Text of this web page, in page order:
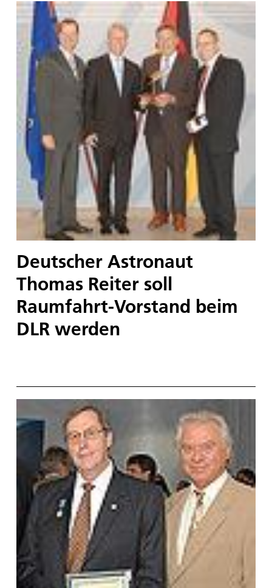
Deutscher Astronaut
Thomas Reiter soll
Raumfahrt-Vorstand beim
DLR werden